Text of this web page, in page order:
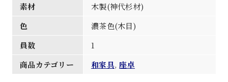
素材
木製(神代杉材)
色
濃茶色(木目)
員数
1
商品カテゴリー
和家具,座卓